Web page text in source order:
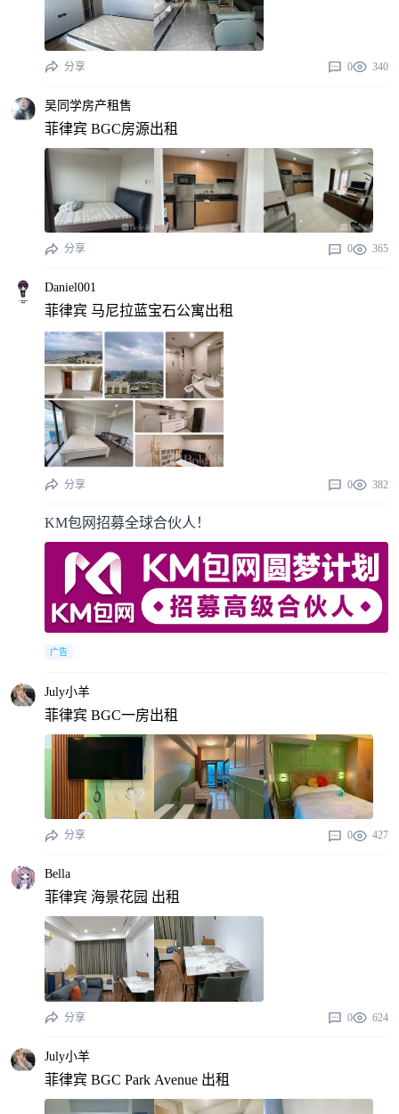
分享 0 340
吴同学房产租售
菲律宾 BGC房源出租
分享 0 365
Daniel001
菲律宾 马尼拉蓝宝石公寓出租
分享 0 382
KM包网招募全球合伙人！
广告
July小羊
菲律宾 BGC一房出租
分享 0 427
Bella
菲律宾 海景花园 出租
分享 0 624
July小羊
菲律宾 BGC Park Avenue 出租